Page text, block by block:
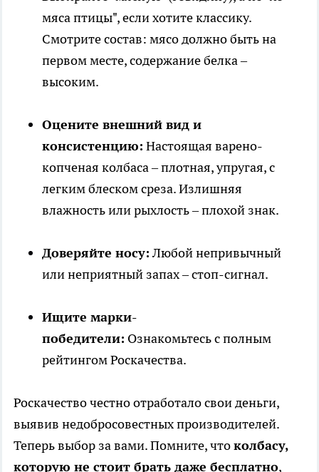
мяса птицы", если хотите классику.
Смотрите состав: мясо должно быть на
первом месте, содержание белка –
высоким.
Оцените внешний вид и
консистенцию: Настоящая варено-
копченая колбаса – плотная, упругая, с
легким блеском среза. Излишняя
влажность или рыхлость – плохой знак.
Доверяйте носу:Любой непривычный
или неприятный запах – стоп-сигнал.
Ищите марки-
победители: Ознакомьтесь с полным
рейтингом Роскачества.
Роскачество честно отработало свои деньги,
выявив недобросовестных производителей.
Теперь выбор за вами. Помните, чтоколбасу,
которую не стоит брать даже бесплатно,